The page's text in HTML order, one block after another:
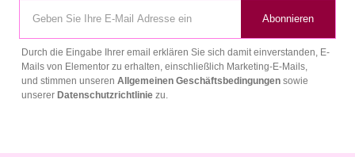
Abonnieren
Durch die Eingabe Ihrer email erklären Sie sich damit einverstanden, E-
Mails von Elementor zu erhalten, einschließlich Marketing-E-Mails,
und stimmen unseren Allgemeinen Geschäftsbedingungen sowie
unserer Datenschutzrichtlinie zu.